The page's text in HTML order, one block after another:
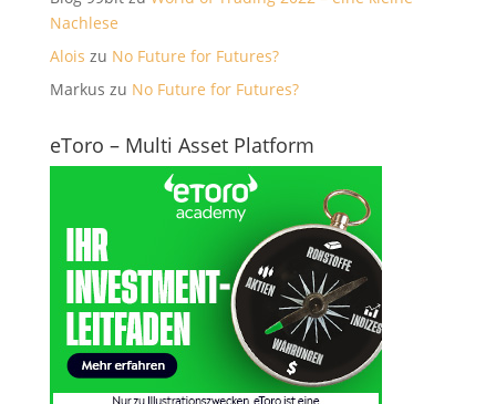
Nachlese
Alois zu No Future for Futures?
Markus zu No Future for Futures?
eToro – Multi Asset Platform